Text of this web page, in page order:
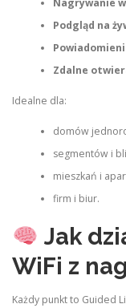
Podgląd na
Zdalne
Idealne dla:
domów
segmentów i
mieszkań i
firm i biur.
Jak
WiFi z
Każdy punkt to Guided